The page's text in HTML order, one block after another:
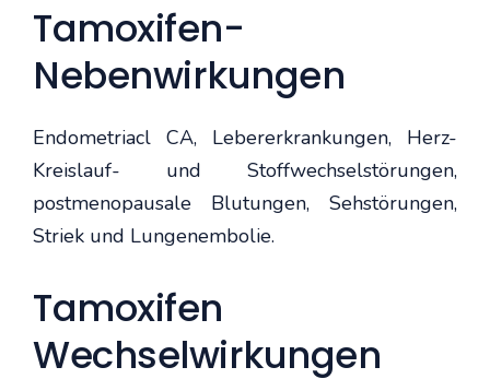
Tamoxifen-
Nebenwirkungen
Endometriacl CA, Lebererkrankungen, Herz-
Kreislauf- und Stoffwechselstörungen,
postmenopausale Blutungen, Sehstörungen,
Striek und Lungenembolie.
Tamoxifen
Wechselwirkungen